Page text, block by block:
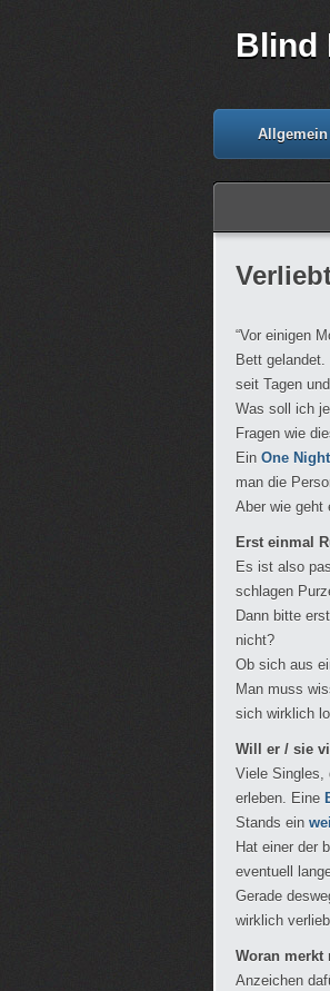
Blind
Allgemein
“Vor einigen
Bett
seit Tagen
Was soll ich
Fragen wie
Ein One
man die
Aber wie geht
Erst einmal
Es ist also
schlagen
Dann bitte
nicht?
Ob sich aus
Man muss
sich wirklich
Will er / sie
Viele Singles,
erleben. Eine
Stands ein
Hat einer der
eventuell
Gerade
wirklich
Woran merkt
Anzeichen